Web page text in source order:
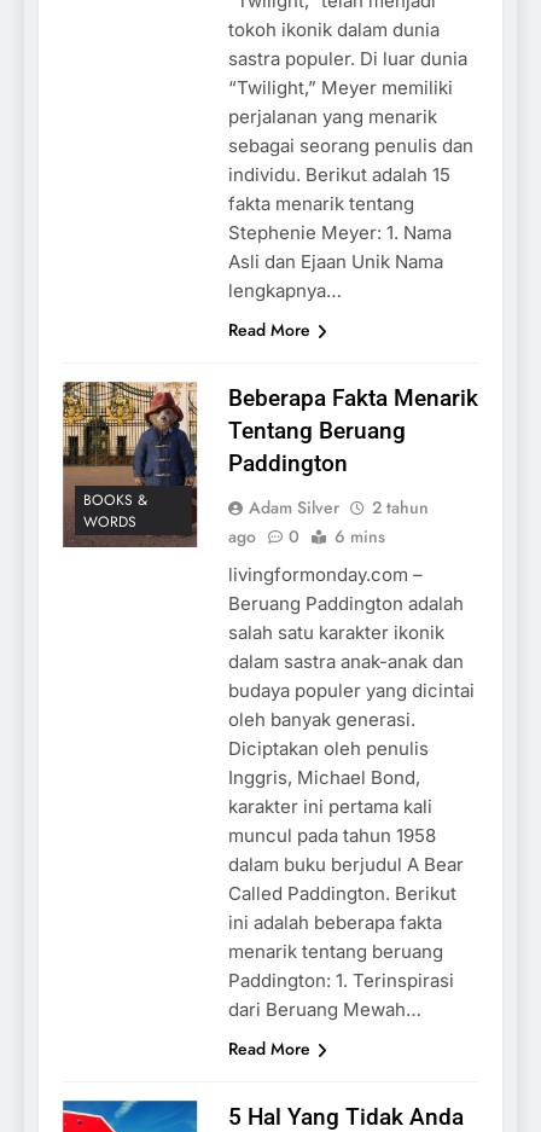
tokoh ikonik dalam dunia
sastra populer. Di luar dunia
“Twilight,” Meyer memiliki
perjalanan yang menarik
sebagai seorang penulis dan
individu. Berikut adalah 15
fakta menarik tentang
Stephenie Meyer: 1. Nama
Asli dan Ejaan Unik Nama
lengkapnya…
Read More
BOOKS &
WORDS
Beberapa Fakta Menarik
Tentang Beruang
Paddington
Adam Silver
2 tahun
ago
0 6 mins
livingformonday.com –
Beruang Paddington adalah
salah satu karakter ikonik
dalam sastra anak-anak dan
budaya populer yang dicintai
oleh banyak generasi.
Diciptakan oleh penulis
Inggris, Michael Bond,
karakter ini pertama kali
muncul pada tahun 1958
dalam buku berjudul A Bear
Called Paddington. Berikut
ini adalah beberapa fakta
menarik tentang beruang
Paddington: 1. Terinspirasi
dari Beruang Mewah…
Read More
5 Hal Yang Tidak Anda